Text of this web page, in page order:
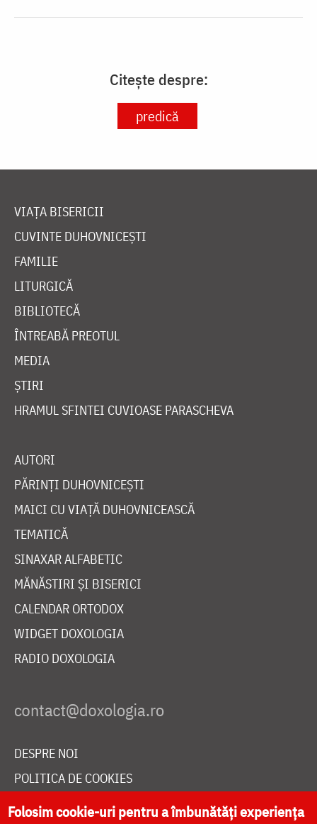
Citește despre:
predică
VIAȚA BISERICII
CUVINTE DUHOVNICEȘTI
FAMILIE
LITURGICĂ
BIBLIOTECĂ
ÎNTREABĂ PREOTUL
MEDIA
ȘTIRI
HRAMUL SFINTEI CUVIOASE PARASCHEVA
AUTORI
PĂRINȚI DUHOVNICEȘTI
MAICI CU VIAȚĂ DUHOVNICEASCĂ
TEMATICĂ
SINAXAR ALFABETIC
MĂNĂSTIRI ȘI BISERICI
CALENDAR ORTODOX
WIDGET DOXOLOGIA
RADIO DOXOLOGIA
DESPRE NOI
POLITICA DE COOKIES
DONEAZĂ ONLINE PENTRU CATEDRALA NAȚIONALĂ
Folosim cookie-uri pentru a îmbunătăți experiența